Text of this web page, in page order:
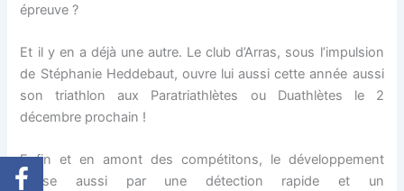
épreuve ?
Et il y en a déjà une autre. Le club d’Arras, sous l’impulsion
de Stéphanie Heddebaut, ouvre lui aussi cette année aussi
son triathlon aux Paratriathlètes ou Duathlètes le 2
décembre prochain !
Enfin et en amont des compétitons, le développement
passe aussi par une détection rapide et un